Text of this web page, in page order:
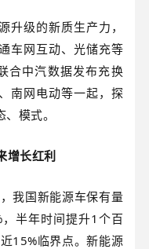
升级的新质生产力，
车网互动、光储充等
合中汽数据发布充换
南网电动等一起，探
模式。
增长红利
我国新能源车保有量
半年时间提升1个百
15%临界点。新能源